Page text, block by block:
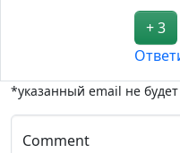
+ 3
*указанный email не
Comment